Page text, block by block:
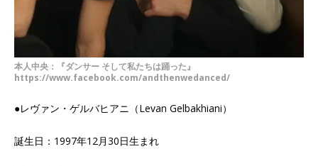
本人中央：『ダンサー そして私たちは踊った』
https://www.facebook.com/andthenwedanced/
●レヴァン・ゲルバヒアニ（Levan Gelbakhiani）
誕生日：1997年12月30日生まれ